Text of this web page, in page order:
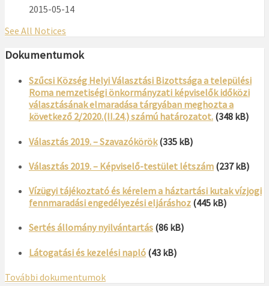
2015-05-14
See All Notices
Dokumentumok
Szűcsi Község Helyi Választási Bizottsága a települési
Roma nemzetiségi önkormányzati képviselők időközi
választásának elmaradása tárgyában meghozta a
következő 2/2020.(II.24.) számú határozatot. (348 kB)
Választás 2019. – Szavazókörök (335 kB)
Választás 2019. – Képviselő-testület létszám (237 kB)
Vízügyi tájékoztató és kérelem a háztartási kutak vízjogi
fennmaradási engedélyezési eljáráshoz (445 kB)
Sertés állomány nyilvántartás (86 kB)
Látogatási és kezelési napló (43 kB)
További dokumentumok